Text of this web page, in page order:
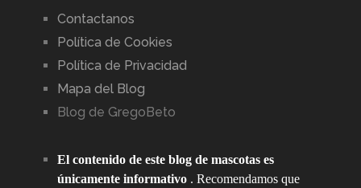
Contactanos
Política de Cookies
Política de Privacidad
Mapa del Blog
Blog de GregoBeto
El contenido de este blog de mascotas es
únicamente informativo. Recomendamos que